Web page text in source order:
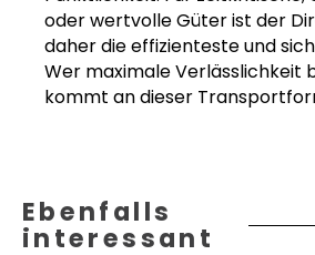
oder wertvolle Güter ist der
daher die effizienteste und
Wer maximale Verlässlichkeit
kommt an dieser
Ebenfalls
interessant